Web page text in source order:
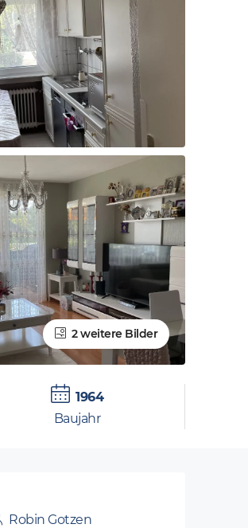
2 weitere Bilder
1964
Baujahr
Robin Gotzen